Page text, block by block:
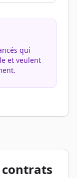
qui
et veulent
contrats